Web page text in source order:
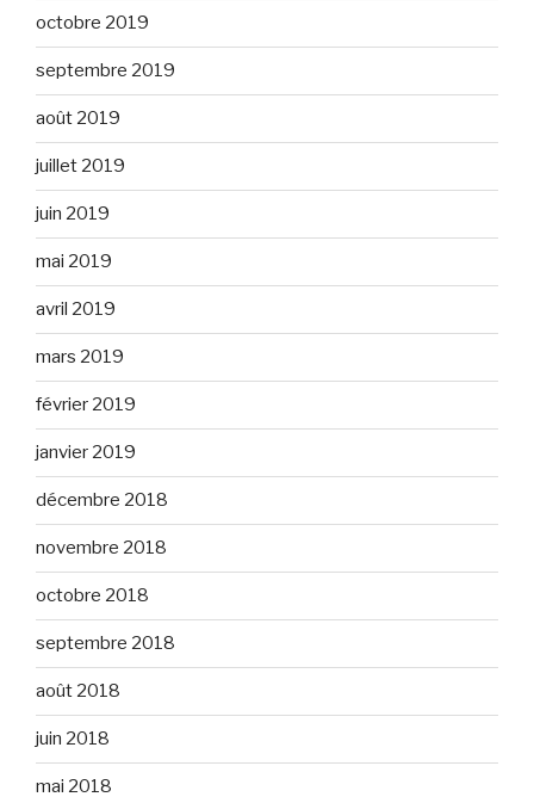
octobre 2019
septembre 2019
août 2019
juillet 2019
juin 2019
mai 2019
avril 2019
mars 2019
février 2019
janvier 2019
décembre 2018
novembre 2018
octobre 2018
septembre 2018
août 2018
juin 2018
mai 2018